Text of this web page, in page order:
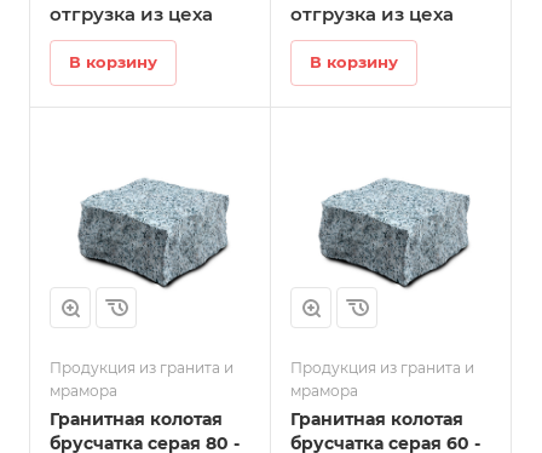
отгрузка из цеха
В корзину
отгрузка из цеха
В корзину
Продукция из гранита и
мрамора
Гранитная колотая
брусчатка серая 80 -
Продукция из гранита и
мрамора
Гранитная колотая
брусчатка серая 60 -